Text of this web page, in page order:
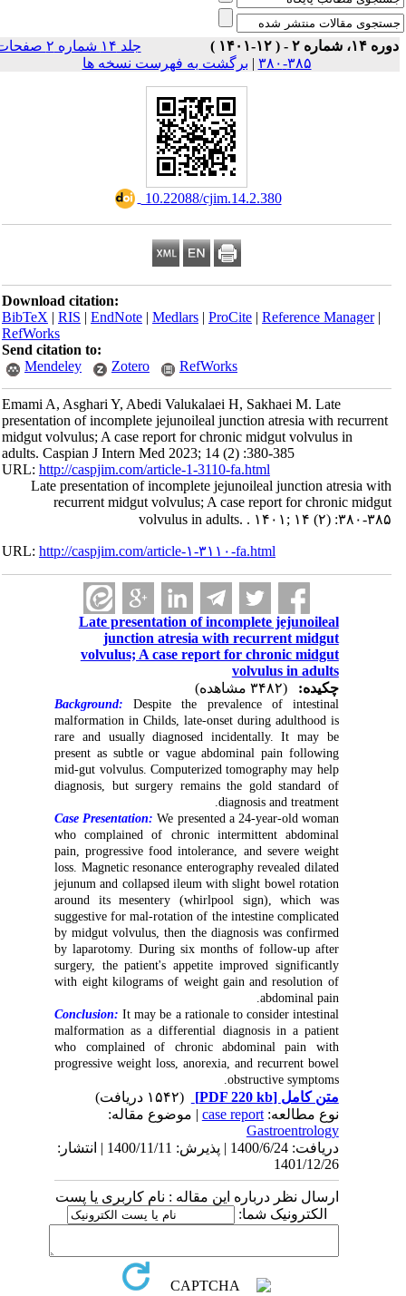
۱۴، شماره ۲ - ( ۱۲-۱۴۰۱ )
جلد ۱۴ شماره ۲ صفحات
۳۸۵-۳۸۰
|برگشت به فهرست نسخه ها
‎ 10.22088/cjim.14.2.380
Download citation:
BibTeX|RIS|EndNote|Medlars|ProCite|Reference Manager
RefWorks
Send citation to:
Mendeley
Zotero RefWorks
Emami A, Asghari Y, Abedi Valukalaei H, Sakhaei M. Late
presentation of incomplete jejunoileal junction atresia with recurrent
midgut volvulus; A case report for chronic midgut volvulus in
adults. Caspian J Intern Med 2023; 14 (2) :380-385
URL:http://caspjim.com/article-1-3110-fa.html
Late presentation of incomplete jejunoileal junction atresia with
recurrent midgut volvulus; A case report for chronic midgut
volvulus in adults. . ۱۴۰۱; ۱۴ (۲) :۳۸۰-۳۸۵
URL:http://caspjim.com/article-۱-۳۱۱۰-fa.html
Late presentation of incomplete jejunoileal
junction atresia with recurrent midgut
volvulus; A case report for chronic midgut
volvulus in adults
چکیده:
Background:Despite the prevalence of intestinal
malformation in Childs, late-onset during adulthood is
rare and usually diagnosed incidentally. It may be
present as subtle or vague abdominal pain following
mid-gut volvulus. Computerized tomography may help
diagnosis, but surgery remains the gold standard of
diagnosis and treatment.
Case Presentation:We presented a 24-year-old woman
who complained of chronic intermittent abdominal
pain, progressive food intolerance, and severe weight
loss. Magnetic resonance enterography revealed dilated
jejunum and collapsed ileum with slight bowel rotation
around its mesentery (whirlpool sign), which was
suggestive for mal-rotation of the intestine complicated
by midgut volvulus, then the diagnosis was confirmed
by laparotomy. During six months of follow-up after
surgery, the patient's appetite improved significantly
with eight kilograms of weight gain and resolution of
abdominal pain.
Conclusion:It may be a rationale to consider intestinal
malformation as a differential diagnosis in a patient
who complained of chronic abdominal pain with
progressive weight loss, anorexia, and recurrent bowel
obstructive symptoms.
متن کامل[PDF 220 kb]
نوع مطالعه:case report| موضوع مقاله:
Gastroentrology
دریافت: 1400/6/24 | پذیرش: 1400/11/11 | انتشار:
1401/12/26
ارسال نظر درباره این مقاله : نام کاربری یا پست
الکترونیک شما: